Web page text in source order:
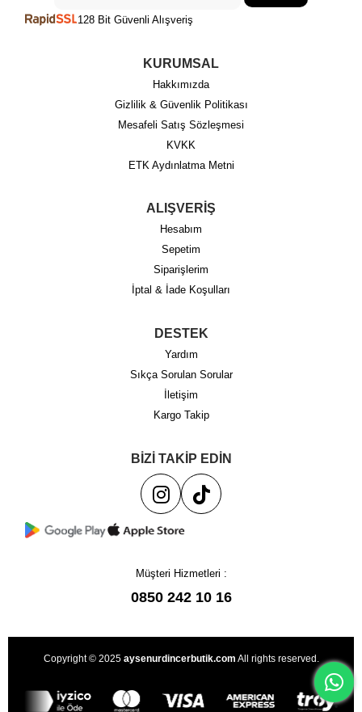
128 Bit Güvenli Alışveriş
KURUMSAL
Hakkımızda
Gizlilik & Güvenlik Politikası
Mesafeli Satış Sözleşmesi
KVKK
ETK Aydınlatma Metni
ALIŞVERİŞ
Hesabım
Sepetim
Siparişlerim
İptal & İade Koşulları
DESTEK
Yardım
Sıkça Sorulan Sorular
İletişim
Kargo Takip
BİZİ TAKİP EDİN
Müşteri Hizmetleri :
0850 242 10 16
Copyright © 2025 aysenurdincerbutik.com All rights reserved.